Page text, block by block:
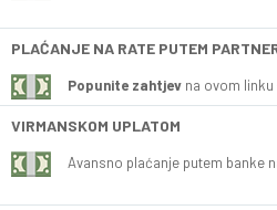
PLAĆANJE NA RATE PUTEM
Popunite zahtjev na ovom linku
VIRMANSKOM UPLATOM
Avansno plaćanje putem banke